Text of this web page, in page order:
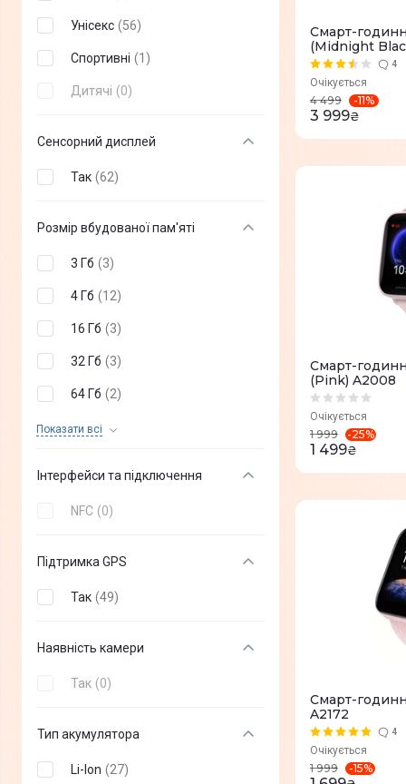
Унісекс (56)
Спортивні (1 )
Дитячі (0)
Сенсорний дисплей
Так (62)
Розмір вбудованої пам'яті
3 Гб (3)
4 Гб (12)
16 Гб (3)
32 Гб (3)
64 Гб (2)
Показати всi
8 Гб ( )
Інтерфейси та підключення
NFC (0)
Підтримка GPS
Так (49)
Наявність камери
Так (0)
Тип акумулятора
Li-Ion (27)
Смарт-
(Midnight
4
Очікується
4 499 -11%
3 999₴
Смарт-
(Pink) A2008
Очікується
1 999 -25%
1 499₴
Смарт-
A2172
4
Очікується
1 999 -15%